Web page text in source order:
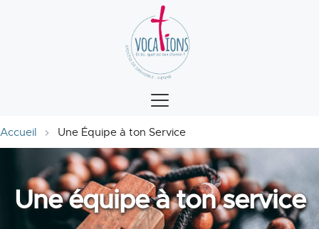
Accueil Une Équipe à ton Service
Une équipe à ton service